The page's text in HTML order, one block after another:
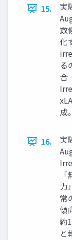
15.
実
数
化
る
合
成
16.
実
力
常
傾
約
と